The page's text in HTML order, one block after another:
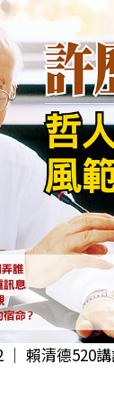
│ 賴清德520